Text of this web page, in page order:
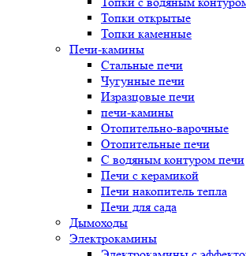
Топки открытые
Топки каменные
Печи-камины
Стальные печи
Чугунные печи
Изразцовые печи
печи-камины
Отопительно-варочные
Отопительные печи
С водяным контуром печи
Печи с керамикой
Печи накопитель тепла
Печи для сада
Дымоходы
Электрокамины